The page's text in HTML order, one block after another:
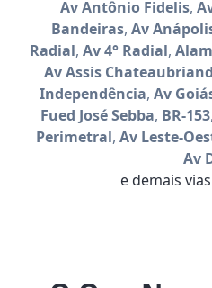
Av Antônio Fidelis,
Bandeiras, Av
Radial, Av 4° Radial,
Av Assis Chateaubriand
Independência, Av
Fued José Sebba, BR-153,
Perimetral, Av Leste-
Av
e demais